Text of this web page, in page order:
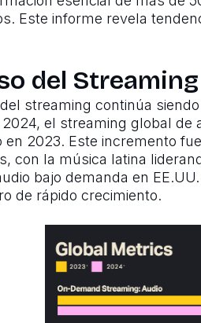
Este informe revela
del
streaming continúa
el streaming global de
en 2023. Este incremento
con la música latina
bajo demanda en
de rápido crecimiento.